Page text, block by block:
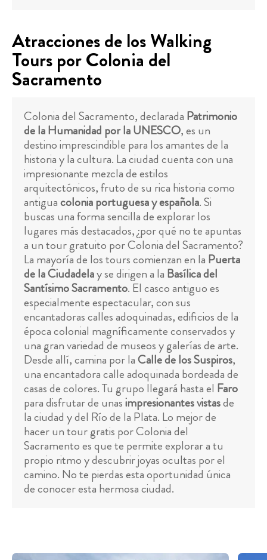
Atracciones de los Walking
Tours por Colonia del
Sacramento
Colonia del Sacramento, declarada Patrimonio
de la Humanidad por la UNESCO, es un
destino imprescindible para los amantes de la
historia y la cultura. La ciudad cuenta con una
impresionante mezcla de estilos
arquitectónicos, fruto de su rica historia como
antiguacolonia portuguesa y española. Si
buscas una forma sencilla de explorar los
lugares más destacados, ¿por qué no te apuntas
a un tour gratuito por Colonia del Sacramento?
La mayoría de los tours comienzan en la Puerta
de la Ciudadelay se dirigen a la Basílica del
Santísimo Sacramento. El casco antiguo es
especialmente espectacular, con sus
encantadoras calles adoquinadas, edificios de la
época colonial magníficamente conservados y
una gran variedad de museos y galerías de arte.
Desde allí, camina por laCalle de los Suspiros,
una encantadora calle adoquinada bordeada de
casas de colores. Tu grupo llegará hasta el Faro
para disfrutar de unasimpresionantes vistasde
la ciudad y del Río de la Plata. Lo mejor de
hacer un tour gratis por Colonia del
Sacramento es que te permite explorar a tu
propio ritmo y descubrir joyas ocultas por el
camino. No te pierdas esta oportunidad única
de conocer esta hermosa ciudad.